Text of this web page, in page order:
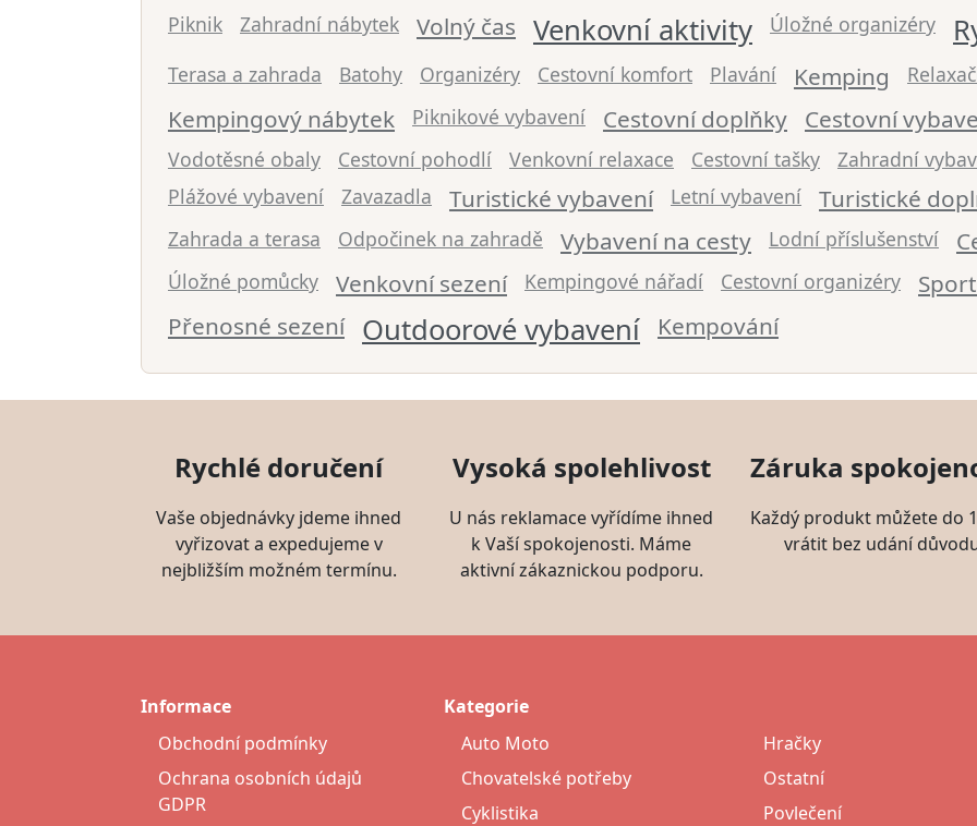
Piknik Zahradní nábytek Volný čas Venkovní aktivity Úložné organizéry
Terasa a zahrada Batohy Organizéry Cestovní komfort Plavání Kemping
Kempingový nábytek Piknikové vybavení Cestovní doplňky Cestovní
Vodotěsné obaly
Cestovní pohodlí Venkovní relaxace Cestovní tašky Zahradní
Plážové vybavení
Zavazadla Turistické vybavení Letní vybavení Turistické
Zahrada a terasa
Odpočinek na zahradě Vybavení na cesty Lodní příslušenství
Úložné pomůcky Venkovní sezení Kempingové nářadí Cestovní organizéry
Přenosné sezení
Outdoorové vybavení Kempování
Rychlé doručení
Vaše objednávky jdeme ihned
vyřizovat a expedujeme v
nejbližším možném termínu.
Vysoká spolehlivost
U nás reklamace vyřídíme ihned
k Vaší spokojenosti. Máme
aktivní zákaznickou podporu.
Záruka
Každý produkt můžete do
vrátit bez udání
Informace
Obchodní podmínky
Ochrana osobních údajů
GDPR
Kategorie
Auto Moto
Chovatelské potřeby
Cyklistika
Hračky
Ostatní
Povlečení